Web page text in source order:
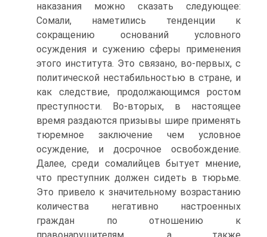
наказания можно сказать следующее:
Сомали, наметились тенденции к
сокращению оснований условного
осуждения и сужению сферы применения
этого института. Это связано, во-первых, с
политической нестабильностью в стране, и
как следствие, продолжающимся ростом
преступности. Во-вторых, в настоящее
время раздаются призывы шире применять
тюремное заключение чем условное
осуждение, и досрочное освобождение.
Далее, среди сомалийцев бытует мнение,
что преступник должен сидеть в тюрьме.
Это привело к значительному возрастанию
количества негативно настроенных
граждан по отношению к